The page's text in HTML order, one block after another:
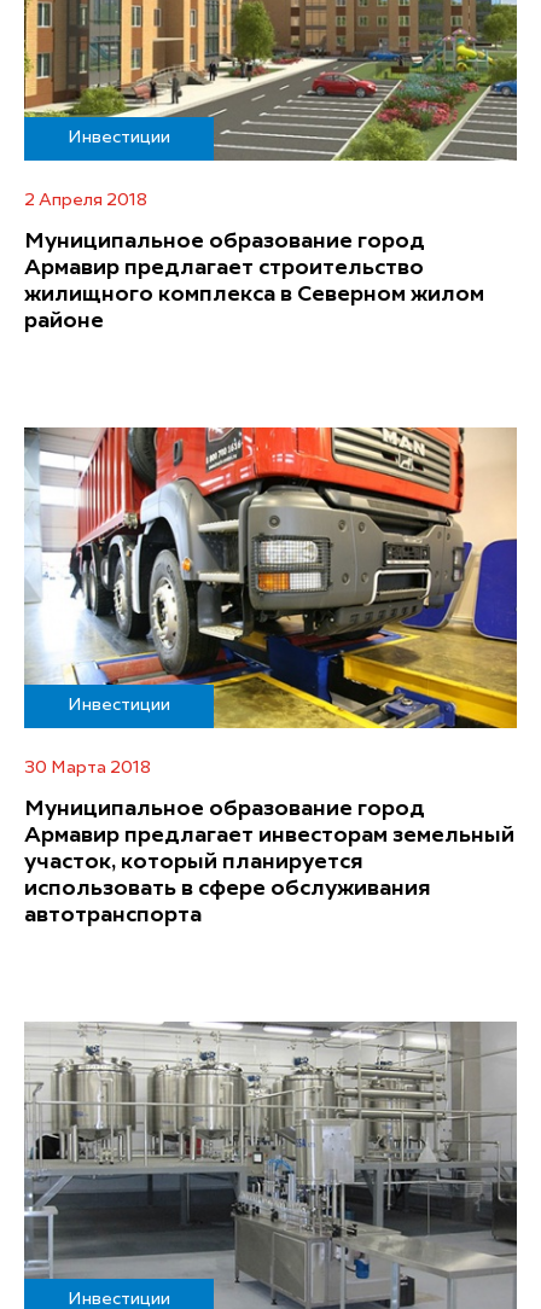
Инвестиции
2 Апреля 2018
Муниципальное образование город
Армавир предлагает строительство
жилищного комплекса в Северном жилом
районе
Инвестиции
30 Марта 2018
Муниципальное образование город
Армавир предлагает инвесторам земельный
участок, который планируется
использовать в сфере обслуживания
автотранспорта
Инвестиции